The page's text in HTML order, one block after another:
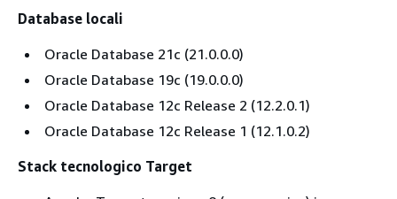
Database locali
Oracle Database 21c (21.0.0.0)
Oracle Database 19c (19.0.0.0)
Oracle Database 12c Release 2 (12.2.0.1)
Oracle Database 12c Release 1 (12.1.0.2)
Stack tecnologico Target